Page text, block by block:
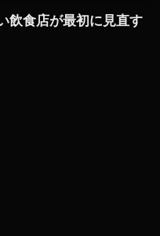
飲食店が最初に見直す